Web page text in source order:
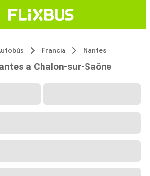
Francia Nantes
a Chalon-sur-Saône